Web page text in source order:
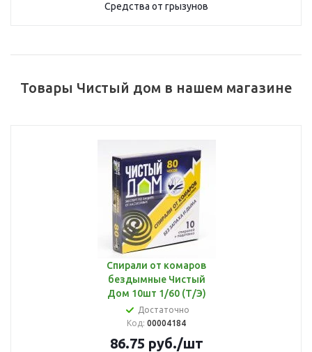
Средства от грызунов
Товары Чистый дом в нашем магазине
Спирали от комаров
бездымные Чистый
Дом 10шт 1/60 (Т/Э)
Достаточно
Код: 00004184
86.75 руб./шт